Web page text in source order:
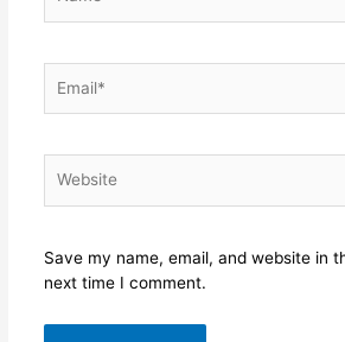
Save my name, email, and website in
next time I comment.